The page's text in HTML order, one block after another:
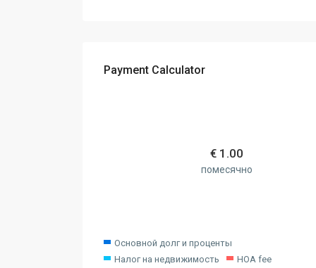
Payment Calculator
€ 1.00
помесячно
Основной долг и проценты
Налог на недвижимость
HOA fee